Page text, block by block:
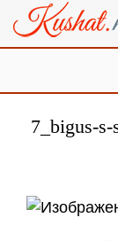
7_bigus-